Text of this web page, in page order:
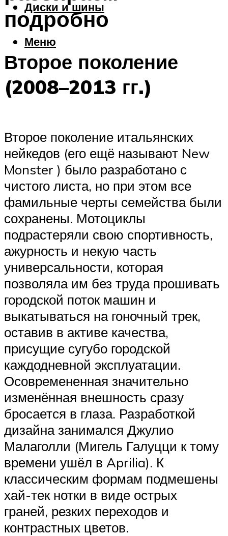
Диски и шины
Меню
подробно
Второе поколение
(2008–2013 гг.)
Второе поколение итальянских
нейкедов (его ещё называют New
Monster ) было разработано с
чистого листа, но при этом все
фамильные черты семейства были
сохранены. Мотоциклы
подрастеряли свою спортивность,
ажурность и некую часть
универсальности, которая
позволяла им без труда прошивать
городской поток машин и
выкатываться на гоночный трек,
оставив в активе качества,
присущие сугубо городской
каждодневной эксплуатации.
Осовремененная значительно
изменённая внешность сразу
бросается в глаза. Разработкой
дизайна занимался Джулио
Малаголли (Мигель Галуцци к тому
времени ушёл в Aprilia). К
классическим формам подмешены
хай-тек нотки в виде острых
граней, резких переходов и
контрастных цветов.